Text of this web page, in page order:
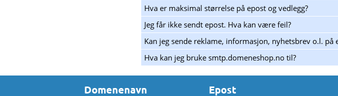
Hva er maksimal størrelse på epost og vedlegg?
Jeg får ikke sendt epost. Hva kan være feil?
Kan jeg sende reklame, informasjon, nyhetsbrev o.l. på
Hva kan jeg bruke smtp.domeneshop.no til?
Domenenavn Epost